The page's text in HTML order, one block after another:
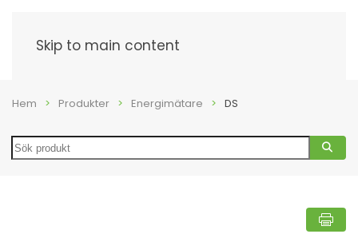
Skip to main content
Hem Produkter Energimätare DS
Search